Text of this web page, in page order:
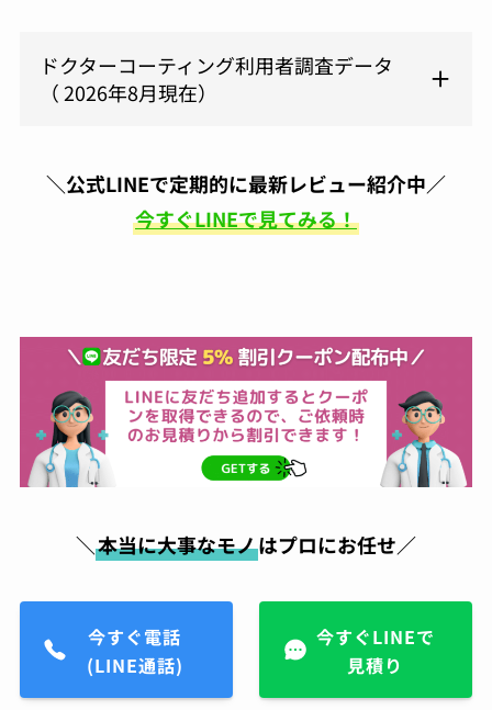
ましたが1ヶ月ほど使っても全然キレイに使え
てます。予約も電話してすぐに対応頂けまし
た。また今度はスマホをやってもらおうと思い
原亜
06:24 05 Aug 23
昔から金属アレルギーがあ
完成。そこから毎日身につけてはおりますが、
1ヶ月ほどしてもなにも症状が出なくて本当に
感謝です！これからは気にせず、アクセサリー
購入したらすぐにまたお願いしちゃおうと思い
ます！
久々に買ったスニーカー。白
ら紹介されて持ち込み。電話予約後すぐに対応
頂き、夕方にはすぐ履けるようにしてもらって
そこから履いてますが、白スニーカーでも気に
ならないくらいキレイに保ててます。また新し
いの買ったら持って行こうと思います
ドクターコーティング利用者調査データ
（ 2026年8月現在）
＼公式LINEで定期的に最新レビュー紹介中／
今すぐLINEで見てみる！
＼本当に大事なモノはプロにお任せ／
今すぐ電話
(LINE通話)
今すぐLINEで
見積り